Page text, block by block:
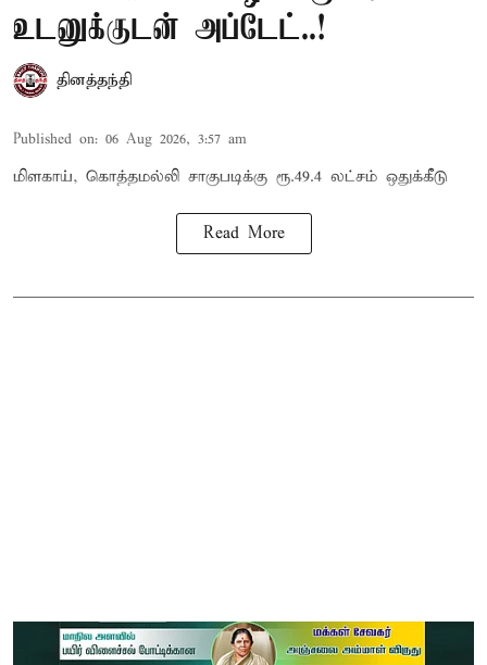
உடனுக்குடன் அப்டேட்..!
தினத்தந்தி
Published on: 06 Aug 2026, 3:57 am
மிளகாய், கொத்தமல்லி சாகுபடிக்கு ரூ.49.4 லட்சம் ஒதுக்கீடு
Read More